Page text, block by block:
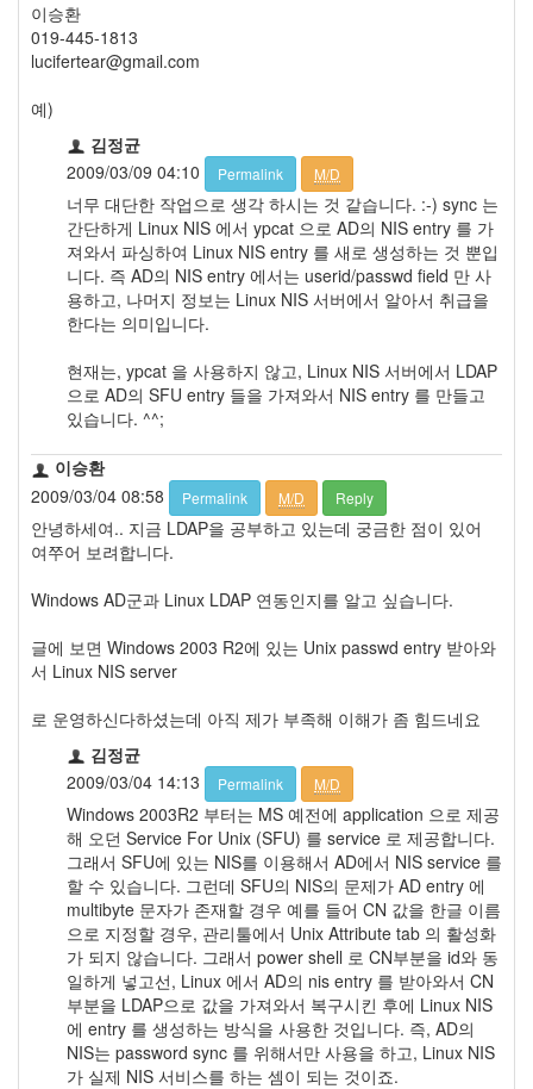
이승환
019-445-1813
lucifertear@gmail.com
예)
김정균
2009/03/09 04:10
Permalink M/D
너무 대단한 작업으로 생각 하시는 것 같습니다. :-) sync 는
간단하게 Linux NIS 에서 ypcat 으로 AD의 NIS entry 를 가
져와서 파싱하여 Linux NIS entry 를 새로 생성하는 것 뿐입
니다. 즉 AD의 NIS entry 에서는 userid/passwd field 만 사
용하고, 나머지 정보는 Linux NIS 서버에서 알아서 취급을
한다는 의미입니다.
현재는, ypcat 을 사용하지 않고, Linux NIS 서버에서 LDAP
으로 AD의 SFU entry 들을 가져와서 NIS entry 를 만들고
있습니다. ^^;
이승환
2009/03/04 08:58
Permalink M/D Reply
안녕하세여.. 지금 LDAP을 공부하고 있는데 궁금한 점이 있어
여쭈어 보려합니다.
Windows AD군과 Linux LDAP 연동인지를 알고 싶습니다.
글에 보면 Windows 2003 R2에 있는 Unix passwd entry 받아와
서 Linux NIS server
로 운영하신다하셨는데 아직 제가 부족해 이해가 좀 힘드네요
김정균
2009/03/04 14:13
Permalink M/D
Windows 2003R2 부터는 MS 예전에 application 으로 제공
해 오던 Service For Unix (SFU) 를 service 로 제공합니다.
그래서 SFU에 있는 NIS를 이용해서 AD에서 NIS service 를
할 수 있습니다. 그런데 SFU의 NIS의 문제가 AD entry 에
multibyte 문자가 존재할 경우 예를 들어 CN 값을 한글 이름
으로 지정할 경우, 관리툴에서 Unix Attribute tab 의 활성화
가 되지 않습니다. 그래서 power shell 로 CN부분을 id와 동
일하게 넣고선, Linux 에서 AD의 nis entry 를 받아와서 CN
부분을 LDAP으로 값을 가져와서 복구시킨 후에 Linux NIS
에 entry 를 생성하는 방식을 사용한 것입니다. 즉, AD의
NIS는 password sync 를 위해서만 사용을 하고, Linux NIS
가 실제 NIS 서비스를 하는 셈이 되는 것이죠.